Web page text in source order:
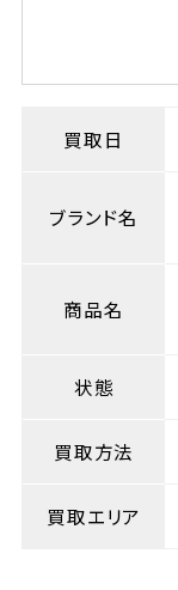
買取日
ブランド名
商品名
状態
買取方法
買取エリア